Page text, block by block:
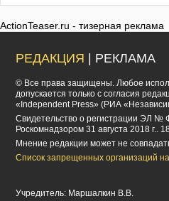
ActionTeaser.ru - тизерная реклама
РЕДАКЦИЯ | РЕКЛАМА
© Все права защищены. Любое
допускается только с согласия
«Independent Press» (РИА
Cвидетельство о регистрации ЭЛ
Роскомнадзором 31 августа 2018 г..
Мнение редакции может не
Список запрещенных организаций
Учредитель: Маршалкин В.В.